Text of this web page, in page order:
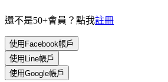
還不是50+會員？點我註冊
使用Facebook帳戶
使用Line帳戶
使用Google帳戶